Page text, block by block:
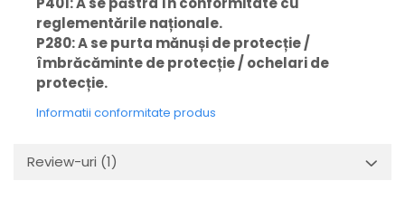
reglementările naționale.
P280: A se purta mănuși de protecție /
îmbrăcăminte de protecție / ochelari de
protecție.
Informatii conformitate produs
Review-uri (1)